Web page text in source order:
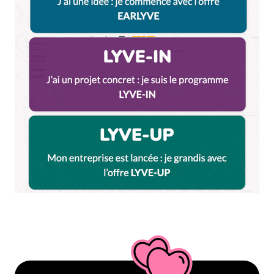
100% d’accord sur le Comptoir du vin, une adresse
sans chichis mais économique et chaleureuse. Je
sais qu’il a été cité les semaines précedentes, mais
le Cassoulet Whisky Ping-Pong aurait pu figurer
aussi dans cette categorie. D’ailleurs je vous
recommande le combo Comptoir du vin / Cassoulet
Whisky Ping Pong dans la même soirée –
combinaison à haut risque éthylique cependant.
soit à l’étage, même une assiette de frite. Ca m’avait
bien refroidi, et il y a bien d’autres pubs plus
authentiques à fréquenter dans le 5e.
12 février 2011 à 11 h 31 min